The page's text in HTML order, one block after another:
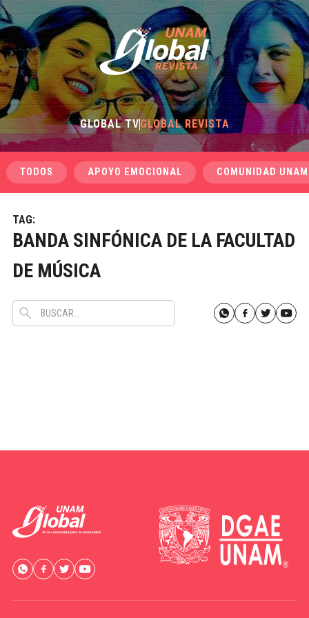
GLOBAL TVGLOBAL REVISTA
TODOS APOYO EMOCIONAL COMUNIDAD UNAM
TAG:
BANDA SINFÓNICA DE LA FACULTAD
DE MÚSICA